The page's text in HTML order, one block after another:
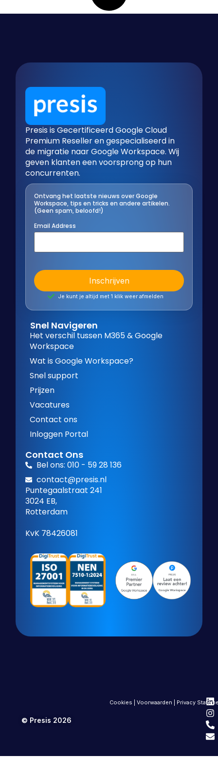
Presis is Gecertificeerd Google Cloud
Premium Reseller en gespecialiseerd in
de migratie naar Google Workspace. Wij
geven klanten een voorsprong op hun
concurrenten.
Ontvang het laatste nieuws over Google
Workspace, tips en tricks en andere artikelen.
(Geen spam, beloofd!)
Email Address
Je kunt je altijd met 1 klik weer afmelden
Snel Navigeren
Het verschil tussen M365 & Google
Workspace
Wat is Google Workspace?
Snel support
Prijzen
Vacatures
Contact ons
Inloggen Portal
Contact Ons
Bel ons: 010 - 59 28 136
contact@presis.nl
Puntegaalstraat 241
3024 EB,
Rotterdam
KvK 78426081
© Presis 2026
Cookies |Voorwaarden Privacy